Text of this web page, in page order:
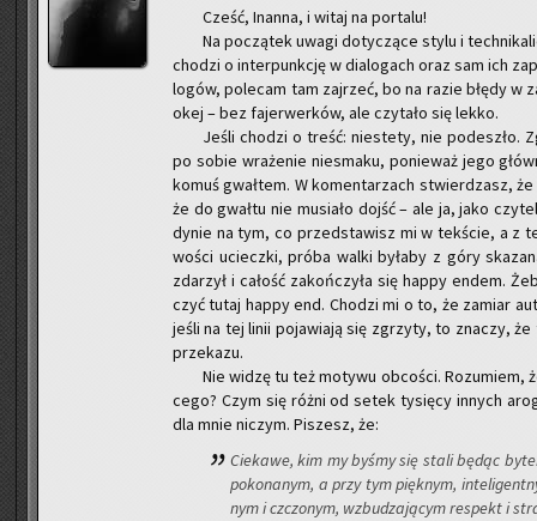
Cześć, In­an­na, i witaj na por­ta­lu!
Na po­czą­tek uwagi do­ty­czą­ce stylu i
cho­dzi o in­ter­punk­cję w dia­lo­gach oraz sam ich
lo­gów, po­le­cam tam zaj­rzeć, bo na razie błędy w
okej – bez fa­jer­wer­ków, ale czy­ta­ło się lekko.
Jeśli cho­dzi o treść: nie­ste­ty, nie po­de­szło.
po sobie wra­że­nie nie­sma­ku, po­nie­waż jego
komuś gwał­tem. W ko­men­ta­rzach stwier­dzasz,
że do gwał­tu nie mu­sia­ło dojść – ale ja, jako
dy­nie na tym, co przed­sta­wisz mi w tek­ście, a z
wo­ści uciecz­ki, próba walki by­ła­by z góry
zda­rzył i ca­łość za­koń­czy­ła się happy endem.
czyć tutaj happy end. Cho­dzi mi o to, że za­miar
jeśli na tej linii po­ja­wia­ją się zgrzy­ty, to zna­czy,
prze­ka­zu.
Nie widzę tu też mo­ty­wu ob­co­ści. Ro­zu­miem,
ce­go? Czym się różni od setek ty­się­cy in­nych
dla mnie ni­czym. Pi­szesz, że:
Cie­ka­we, kim my byśmy się stali będąc
po­ko­na­nym, a przy tym pięk­nym,
nym i czczo­nym, wzbu­dza­ją­cym re­spekt i